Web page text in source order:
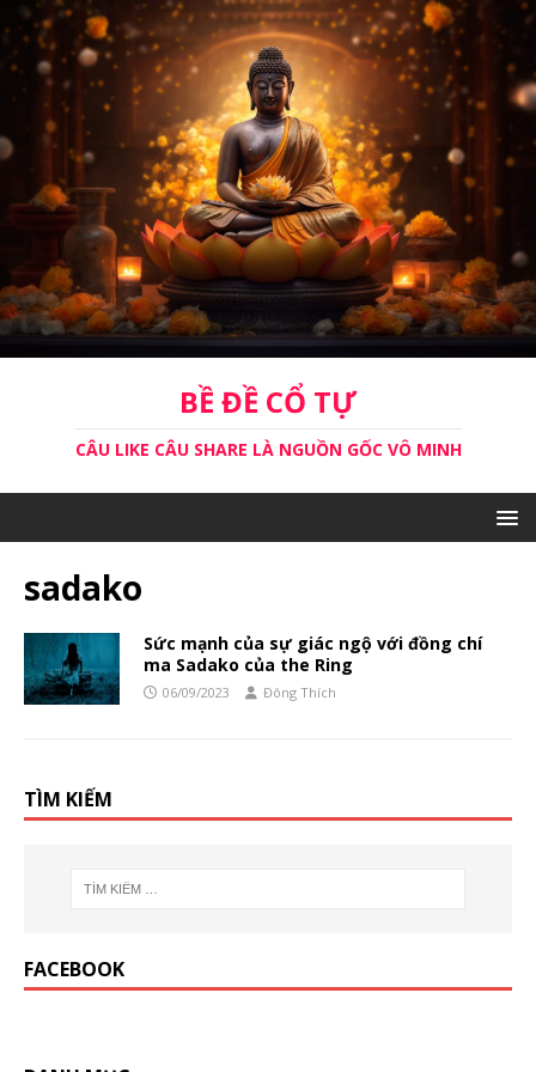
BỀ ĐỀ CỔ TỰ
CÂU LIKE CÂU SHARE LÀ NGUỒN GỐC VÔ MINH
sadako
Sức mạnh của sự giác ngộ với đồng chí
ma Sadako của the Ring
06/09/2023 Đông Thích
TÌM KIẾM
FACEBOOK